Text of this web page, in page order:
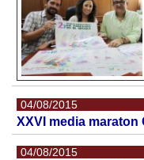
04/08/2015
XXVI media maraton
04/08/2015